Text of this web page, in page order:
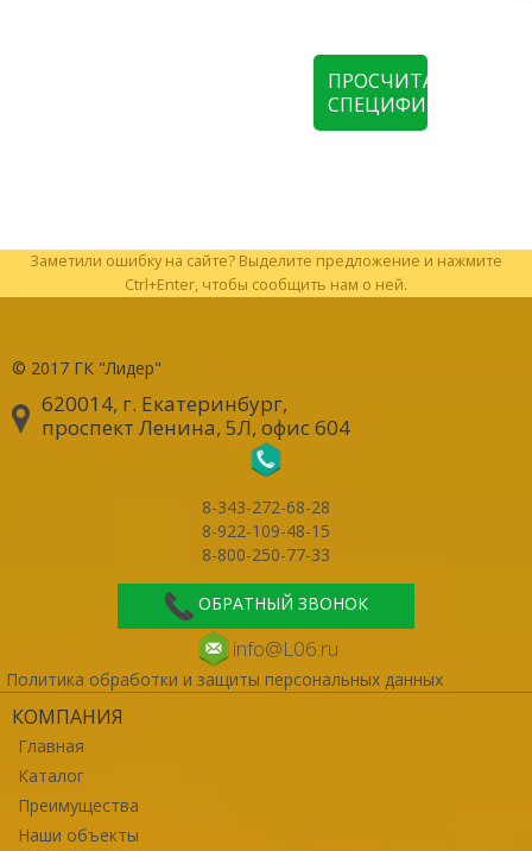
ПРОСЧИТАТЬ
СПЕЦИФИКАЦИЮ
Заметили ошибку на сайте? Выделите предложение и нажмите
Ctrl+Enter, чтобы сообщить нам о ней.
© 2017 ГК "Лидер"
620014, г. Екатеринбург,
проспект Ленина, 5Л, офис 604
8-343-272-68-28
8-922-109-48-15
8-800-250-77-33
ОБРАТНЫЙ ЗВОНОК
info@L06.ru
Политика обработки и защиты персональных данных
КОМПАНИЯ
Главная
Каталог
Преимущества
Наши объекты